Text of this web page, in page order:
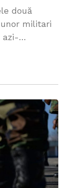
două
militari
azi-
Usatîi.